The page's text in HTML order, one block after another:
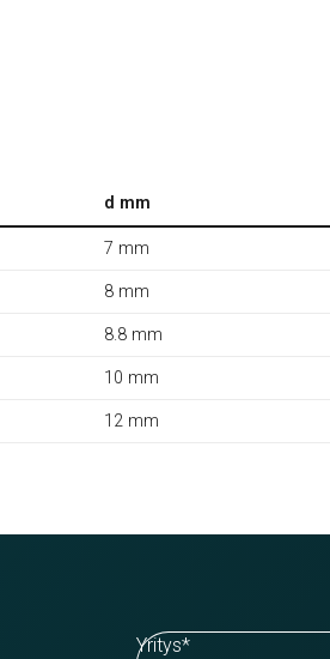
d mm
7 mm
8 mm
8.8 mm
10 mm
12 mm
Yritys*